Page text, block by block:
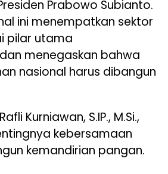
Prabowo Subianto.
ini menempatkan sektor
pilar utama
menegaskan bahwa
nasional harus dibangun
Kurniawan, S.IP., M.Si.,
kebersamaan
kemandirian pangan.